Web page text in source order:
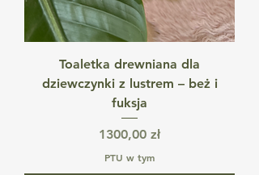
Toaletka drewniana dla
dziewczynki z lustrem – beż i
fuksja
Cena
1300,00 zł
PTU w tym